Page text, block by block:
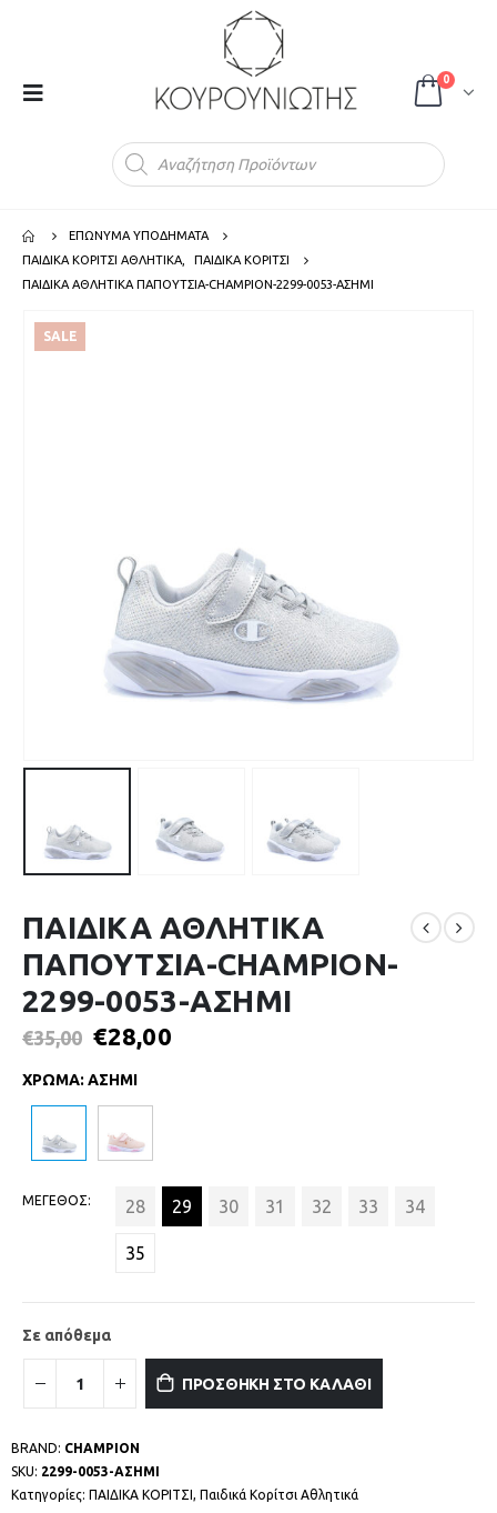
0
ΕΠΩΝΥΜΑ ΥΠΟΔΗΜΑΤΑ
ΠΑΙΔΙΚΑ ΚΟΡΙΤΣΙ ΑΘΛΗΤΙΚΑ
ΠΑΙΔΙΚΑ ΚΟΡΙΤΣΙ
ΠΑΙΔΙΚΑ ΑΘΛΗΤΙΚΑ ΠΑΠΟΥΤΣΙΑ-CHAMPION-2299-0053-ΑΣΗΜΙ
SALE
ΠΑΙΔΙΚΑ ΑΘΛΗΤΙΚΑ
ΠΑΠΟΥΤΣΙΑ-CHAMPION-
2299-0053-ΑΣΗΜΙ
€35,00 €28,00
ΧΡΩΜΑ: ΑΣΗΜΙ
ΜΕΓΕΘΟΣ 28 29 30 31 32 33 34
35
Σε απόθεμα
ΠΡΟΣΘΗΚΗ ΣΤΟ ΚΑΛΑΘΙ
BRAND: CHAMPION
SKU: 2299-0053-ΑΣΗΜΙ
Κατηγορίες: ΠΑΙΔΙΚΑ ΚΟΡΙΤΣΙ, Παιδικά Κορίτσι Αθλητικά